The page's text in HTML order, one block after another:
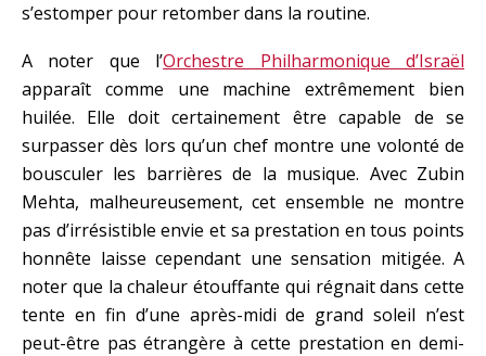
s’estomper pour retomber dans la routine.
A noter que l’Orchestre Philharmonique d’Israël
apparaît comme une machine extrêmement bien
huilée. Elle doit certainement être capable de se
surpasser dès lors qu’un chef montre une volonté de
bousculer les barrières de la musique. Avec Zubin
Mehta, malheureusement, cet ensemble ne montre
pas d’irrésistible envie et sa prestation en tous points
honnête laisse cependant une sensation mitigée. A
noter que la chaleur étouffante qui régnait dans cette
tente en fin d’une après-midi de grand soleil n’est
peut-être pas étrangère à cette prestation en demi-